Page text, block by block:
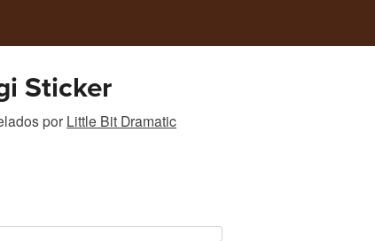
Sticker
por Little Bit Dramatic